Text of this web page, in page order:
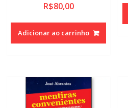
R$80,00
Adicionar ao carrinho